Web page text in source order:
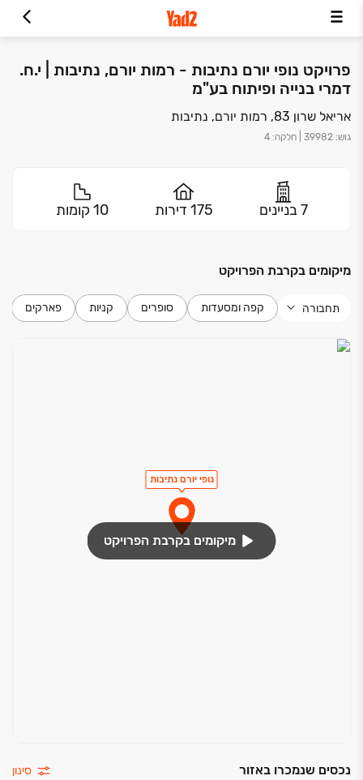
פרויקט נופי יורם נתיבות - רמות יורם, נתיבות | י.ח.
דמרי בנייה ופיתוח בע"מ
אריאל שרון 83, רמות יורם, נתיבות
גוש:
39982 חלקה:
4
7 בניינים 175 דירות 10 קומות
מיקומים בקרבת הפרויקט
תחבורה קפה ומסעדות סופרים קניות פארקים
נופי יורם נתיבות
מיקומים בקרבת הפרויקט
נכסים שנמכרו באזור סינון